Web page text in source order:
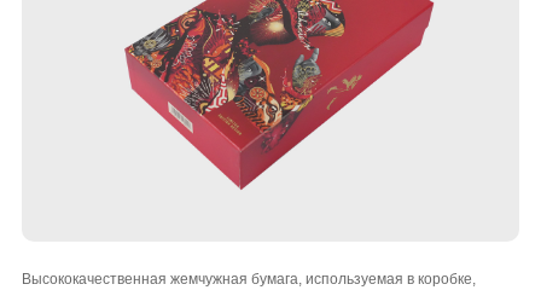
Высококачественная жемчужная бумага, используемая в коробке,